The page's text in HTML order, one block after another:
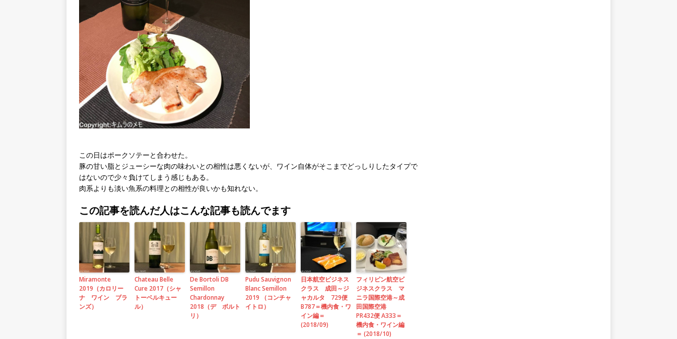
この日はポークソテーと合わせた。
豚の甘い脂とジューシーな肉の味わいとの相性は悪くないが、ワイン自体がそこまでどっしりしたタイプで
はないので少々負けてしまう感じもある。
肉系よりも淡い魚系の料理との相性が良いかも知れない。
この記事を読んだ人はこんな記事も読んでます
Miramonte
2019（カロリー
ナ ワイン ブラ
ンズ）
Chateau Belle
Cure 2017（シャ
トーベルキュー
ル）
De Bortoli DB
Semillon
Chardonnay
2018（デ ボルト
リ）
Pudu Sauvignon
Blanc Semillon
2019 （コンチャ
イトロ）
日本航空ビジネス
クラス 成田～ジ
ャカルタ 729便
B787＝機内食・ワ
イン編＝
(2018/09)
フィリピン航空ビ
ジネスクラス マ
ニラ国際空港～成
田国際空港
PR432便 A333＝
機内食・ワイン編
＝ (2018/10)